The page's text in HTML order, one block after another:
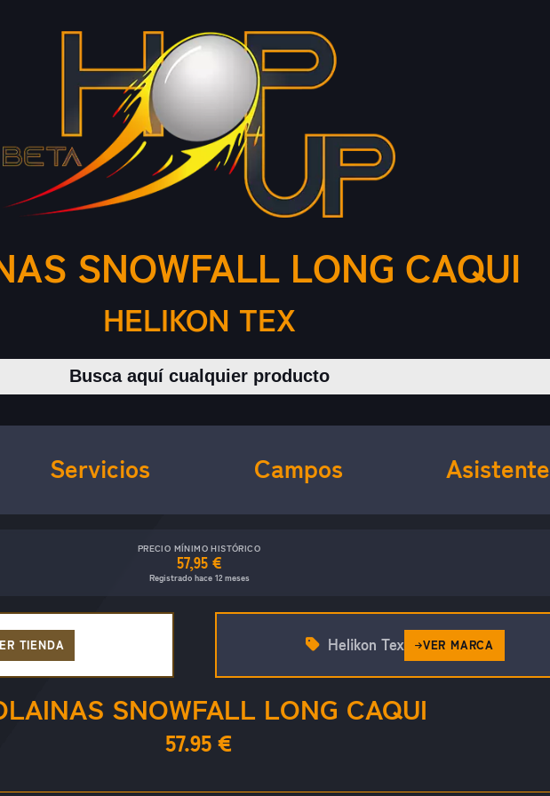
SNOWFALL LONG CAQUI
HELIKON TEX
Buscar productos
Servicios Campos Asistente
PRECIO MÍNIMO HISTÓRICO
57,95 €
Registrado hace 12 meses
TIENDA
SNOWFALL LONG CAQUI
57.95 €
Helikon Tex VER MARCA